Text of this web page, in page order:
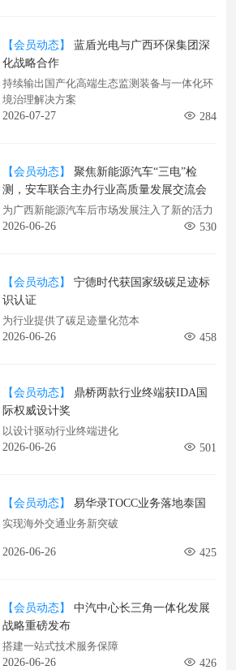
【会员动态】
蓝盾光电与广西环保集团深
化战略合作
持续输出国产化高端生态监测装备与一体化环
境治理解决方案
2026-07-27
284
【会员动态】
聚焦新能源汽车“三电”检
测，安车联合主办行业高质量发展交流会
为广西新能源汽车后市场发展注入了新的活力
2026-06-26
530
【会员动态】
宁德时代获国家级碳足迹标
识认证
为行业提供了碳足迹量化范本
2026-06-26
458
【会员动态】
鼎桥两款行业终端获IDA国
际权威设计奖
以设计驱动行业终端进化
2026-06-26
501
【会员动态】
易华录TOCC业务落地泰国
实现海外交通业务新突破
2026-06-26 425
【会员动态】
中汽中心长三角一体化发展
战略重磅发布
搭建一站式技术服务保障
2026-06-26
426